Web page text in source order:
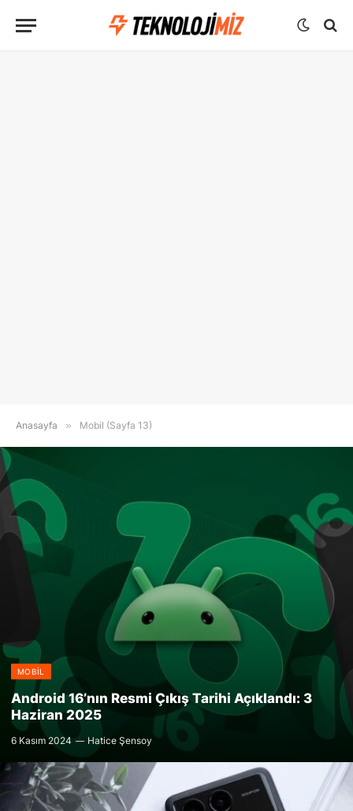
Anasayfa » Mobil (Sayfa 13)
MOBIL
Android 16’nın Resmi Çıkış Tarihi Açıklandı: 3
Haziran 2025
6 Kasım 2024 Hatice Şensoy